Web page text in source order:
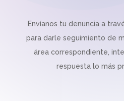
Envíanos tu denuncia a
para darle seguimiento de
área correspondiente,
respuesta lo más